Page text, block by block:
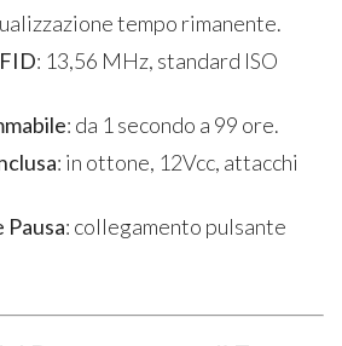
tempo rimanente.
: 13,56 MHz, standard ISO
: da 1 secondo a 99 ore.
: in ottone, 12Vcc, attacchi
Pausa: collegamento pulsante